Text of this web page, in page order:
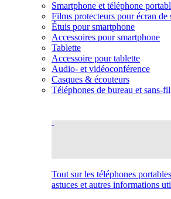
Smartphone et téléphone
Films protecteurs pour écran de
Étuis pour smartphone
Accessoires pour smartphone
Tablette
Accessoire pour tablette
Audio- et vidéoconférence
Casques & écouteurs
Téléphones de bureau et sans-fil
Tout sur les téléphones
astuces et autres informations